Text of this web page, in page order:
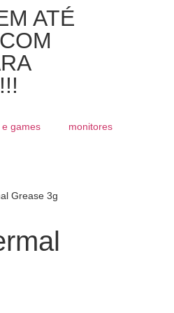
ATÉ
games monitores
Grease 3g